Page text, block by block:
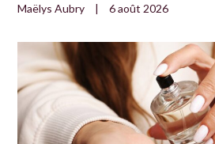
Maëlys Aubry | 6 août 2026